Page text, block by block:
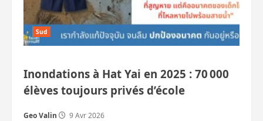
Sud
Inondations à Hat Yai en 2025 : 70 000
élèves toujours privés d’école
Geo Valin 9 Avr 2026